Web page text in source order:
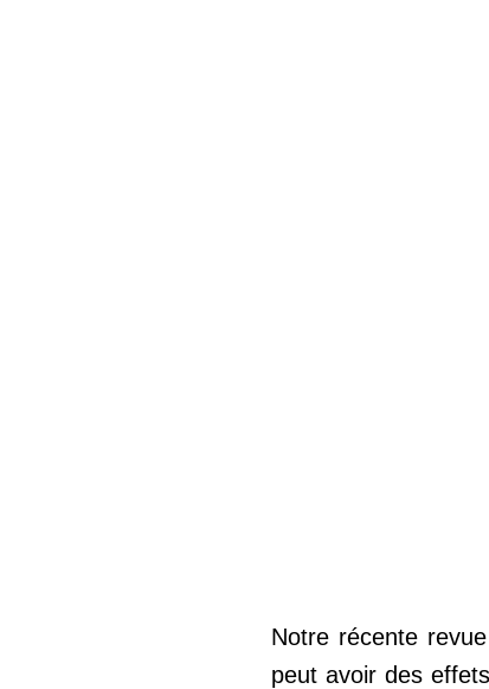
Notre récente
peut avoir des